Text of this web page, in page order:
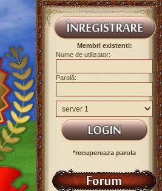
Membri existenti:
Nume de utilizator:
Parolă:
*recupereaza parola